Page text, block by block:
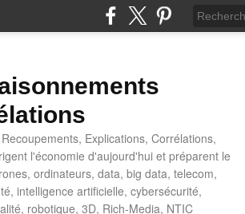
Explications, Corrélations,
l'économie d'aujourd'hui et préparent le
ordinateurs, data, big data, telecom,
intelligence artificielle, cybersécurité,
robotique, 3D, Rich-Media, NTIC